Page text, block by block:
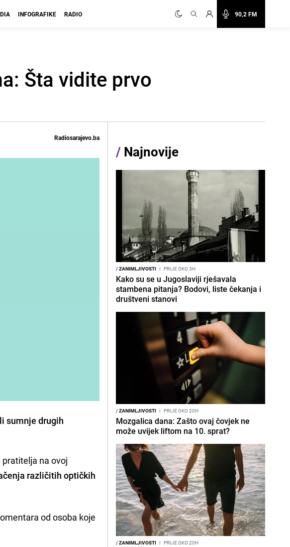
90,2 FM
INFOGRAFIKE RADIO
Šta vidite prvo
Radiosarajevo.ba
sumnje drugih
pratitelja na ovoj
različitih optičkih
od osoba koje
/ Najnovije
/ZANIMLJIVOSTI I PRIJE OKO 3H
Kako su se u Jugoslaviji rješavala
stambena pitanja? Bodovi, liste čekanja i
društveni stanovi
/ZANIMLJIVOSTI I PRIJE OKO 20H
Mozgalica dana: Zašto ovaj čovjek ne
može uvijek liftom na 10. sprat?
/ZANIMLJIVOSTI I PRIJE OKO 20H